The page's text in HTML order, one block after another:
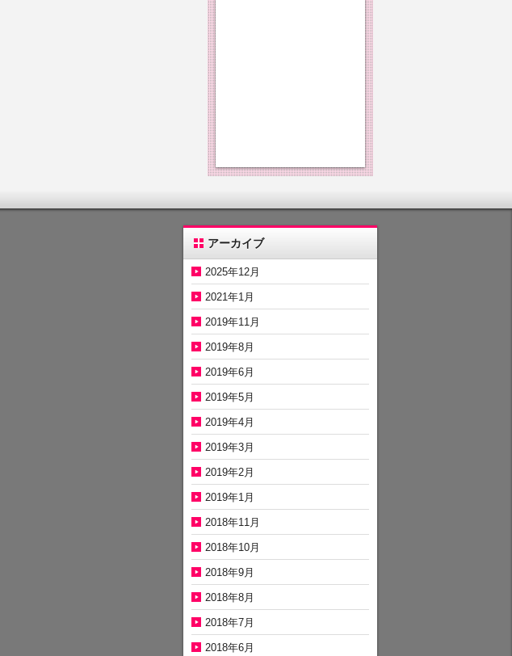
アーカイブ
2025年12月
2021年1月
2019年11月
2019年8月
2019年6月
2019年5月
2019年4月
2019年3月
2019年2月
2019年1月
2018年11月
2018年10月
2018年9月
2018年8月
2018年7月
2018年6月